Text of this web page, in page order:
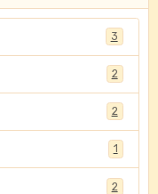
3
2
2
1
2